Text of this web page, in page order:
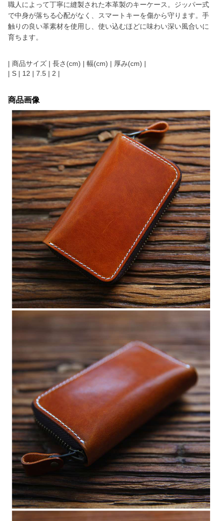
職人によって丁寧に縫製された本革製のキーケース。ジッパー式
で中身が落ちる心配がなく、スマートキーを傷から守ります。手
触りの良い革素材を使用し、使い込むほどに味わい深い風合いに
育ちます。
| 商品サイズ | 長さ(cm) | 幅(cm) | 厚み(cm) |
| S | 12 | 7.5 | 2 |
商品画像